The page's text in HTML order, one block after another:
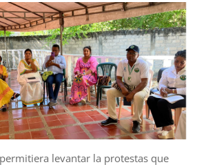
levantar la protestas que